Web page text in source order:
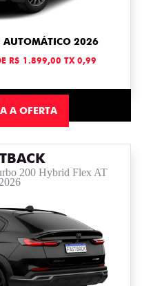
AUTOMÁTICO 2026
R$ 1.899,00 TX 0,99
A OFERTA
200 Hybrid Flex AT
2026